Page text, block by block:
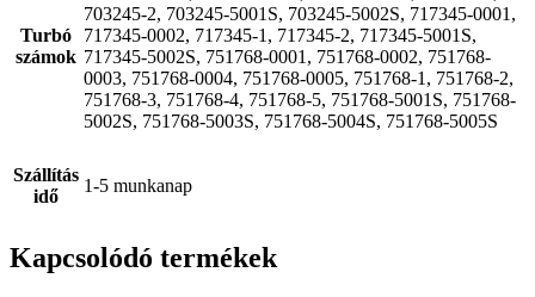
Turbó
számok
703245-2, 703245-5001S, 703245-5002S, 717345-0001,
717345-0002, 717345-1, 717345-2, 717345-5001S,
717345-5002S, 751768-0001, 751768-0002, 751768-
0003, 751768-0004, 751768-0005, 751768-1, 751768-2,
751768-3, 751768-4, 751768-5, 751768-5001S, 751768-
5002S, 751768-5003S, 751768-5004S, 751768-5005S
Szállítás
idő
1-5 munkanap
Kapcsolódó termékek